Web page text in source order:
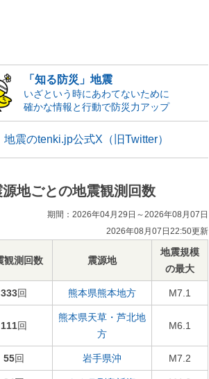
「知る防災」地震
いざという時にあわてないために
確かな情報と行動で防災力アップ
地震のtenki.jp公式X（旧Twitter）
源地ごとの地震観測回数
期間：2026年04月29日～2026年08月07日
2026年08月07日22:50更新
観測回数 震源地
地震規模
の最大
333回 熊本県熊本地方 M7.1
111回
熊本県天草・芦北地
方
M6.1
55回 岩手県沖 M7.2